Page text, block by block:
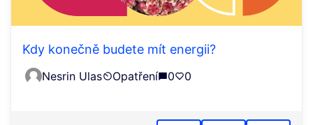
Kdy konečně budete mít energii?
Nesrin Ulas Opatření 0 0